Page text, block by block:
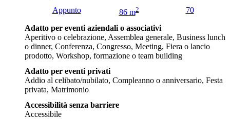
Appunto 86 m2 70
Adatto per eventi aziendali o associativi
Aperitivo o celebrazione, Assemblea generale, Business lunch
o dinner, Conferenza, Congresso, Meeting, Fiera o lancio
prodotto, Workshop, formazione o team building
Adatto per eventi privati
Addio al celibato/nubilato, Compleanno o anniversario, Festa
privata, Matrimonio
Accessibilità senza barriere
Accessibile